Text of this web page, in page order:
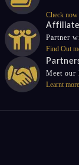
Check now
Partner
Find Out
Meet our
Learnt more